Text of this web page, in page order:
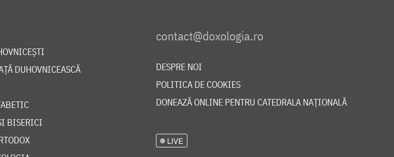
DUHOVNICEASCĂ
BISERICI
DESPRE NOI
POLITICA DE COOKIES
DONEAZĂ ONLINE PENTRU CATEDRALA NAȚIONALĂ
LIVE